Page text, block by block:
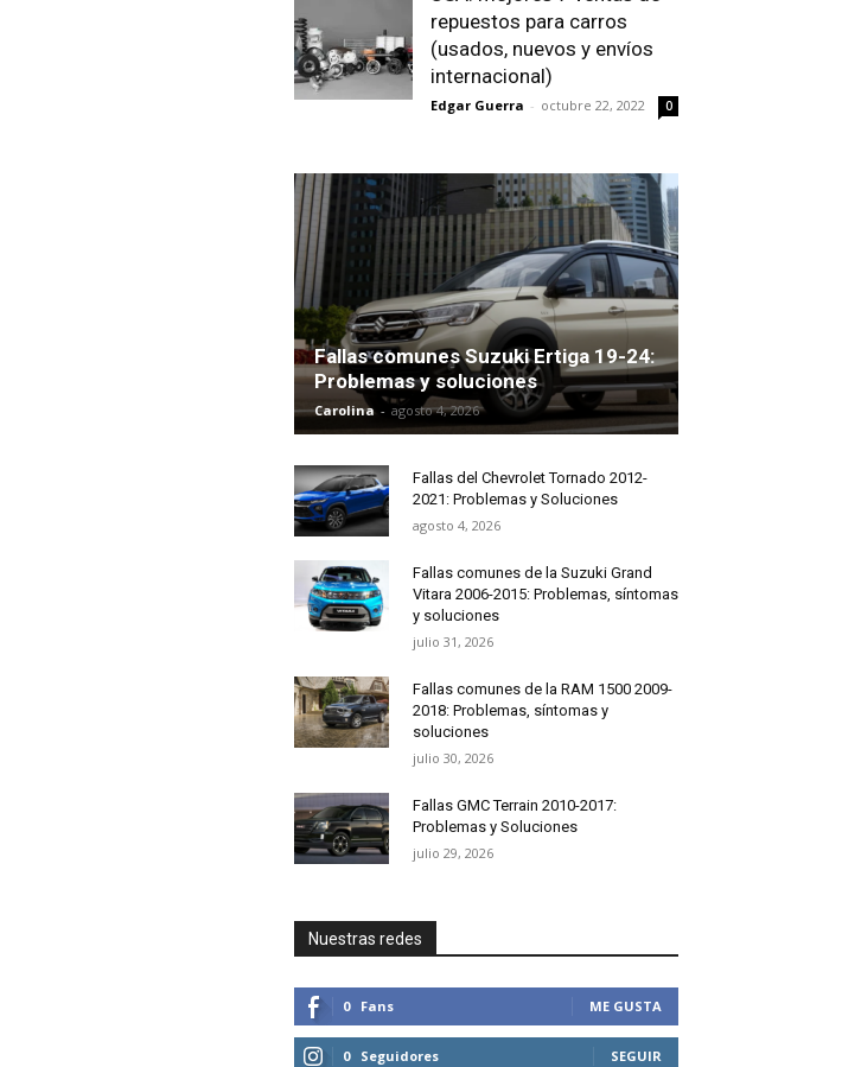
repuestos para carros
(usados, nuevos y envíos
internacional)
Edgar Guerra - octubre 22, 2022 0
Fallas comunes Suzuki Ertiga 19-24:
Problemas y soluciones
Carolina - agosto 4, 2026
Fallas del Chevrolet Tornado 2012-
2021: Problemas y Soluciones
agosto 4, 2026
Fallas comunes de la Suzuki Grand
Vitara 2006-2015: Problemas, síntomas
y soluciones
julio 31, 2026
Fallas comunes de la RAM 1500 2009-
2018: Problemas, síntomas y
soluciones
julio 30, 2026
Fallas GMC Terrain 2010-2017:
Problemas y Soluciones
julio 29, 2026
Nuestras redes
0 Fans ME GUSTA
0 Seguidores SEGUIR